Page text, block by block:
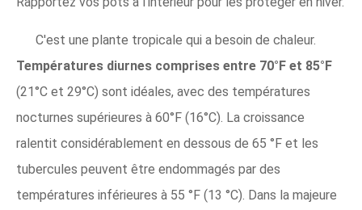
C'est une plante tropicale qui a besoin de chaleur.
Températures diurnes comprises entre 70°F et 85°F
(21°C et 29°C) sont idéales, avec des températures
nocturnes supérieures à 60°F (16°C). La croissance
ralentit considérablement en dessous de 65 °F et les
tubercules peuvent être endommagés par des
températures inférieures à 55 °F (13 °C). Dans la majeure